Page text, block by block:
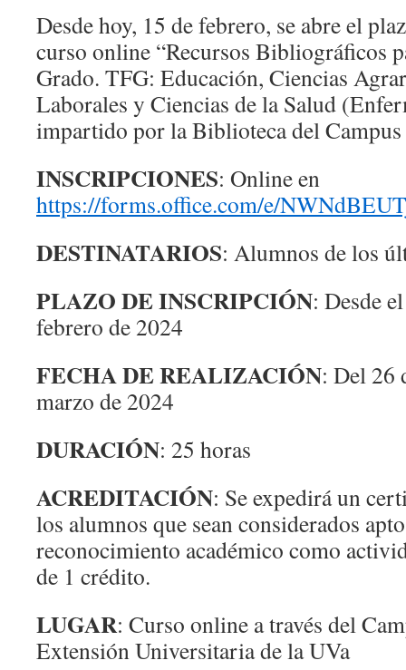
Desde hoy, 15 de febrero, se abre el
curso online “Recursos Bibliográficos
Grado. TFG: Educación, Ciencias
Laborales y Ciencias de la Salud
impartido por la Biblioteca del Campus
INSCRIPCIONES: Online en
https://forms.office.com/e/
DESTINATARIOS: Alumnos de los
PLAZO DE INSCRIPCIÓN: Desde
febrero de 2024
FECHA DE REALIZACIÓN: Del 26
marzo de 2024
DURACIÓN: 25 horas
ACREDITACIÓN: Se expedirá un
los alumnos que sean considerados
reconocimiento académico como
de 1 crédito.
LUGAR: Curso online a través del
Extensión Universitaria de la UVa